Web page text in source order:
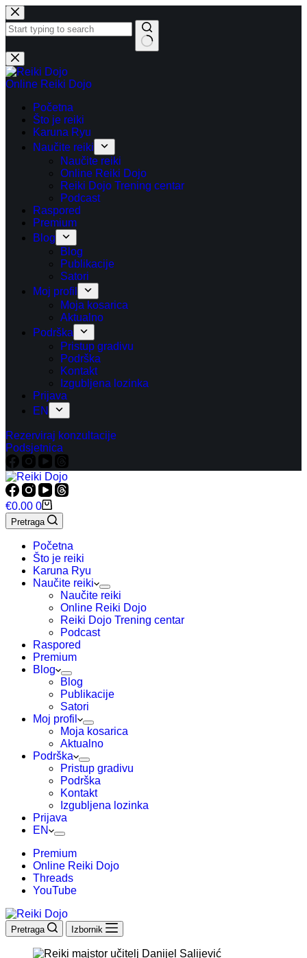
Preskoči
na
sadržaj
Nema
rezultata.
Online Reiki Dojo
Početna
Što je reiki
Karuna Ryu
Naučite reiki
Naučite reiki
Online Reiki Dojo
Reiki Dojo Trening centar
Podcast
Raspored
Premium
Blog
Blog
Publikacije
Satori
Moj profil
Moja kosarica
Aktualno
Podrška
Pristup gradivu
Podrška
Kontakt
Izgubljena lozinka
Prijava
EN
Rezerviraj konzultacije
Podsjetnica
Košarica
€0.00 0
Pretraga
Početna
Što je reiki
Karuna Ryu
Naučite reiki
Naučite reiki
Online Reiki Dojo
Reiki Dojo Trening centar
Podcast
Raspored
Premium
Blog
Blog
Publikacije
Satori
Moj profil
Moja kosarica
Aktualno
Podrška
Pristup gradivu
Podrška
Kontakt
Izgubljena lozinka
Prijava
EN
Premium
Online Reiki Dojo
Threads
YouTube
Pretraga Izbornik